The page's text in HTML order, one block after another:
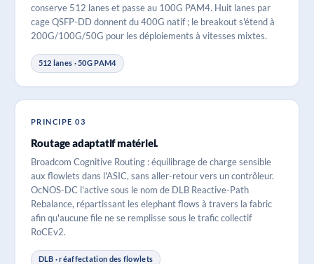
conserve 512 lanes et passe au 100G PAM4. Huit lanes par
cage QSFP-DD donnent du 400G natif ; le breakout s'étend à
200G/100G/50G pour les déploiements à vitesses mixtes.
512 lanes · 50G PAM4
PRINCIPE 03
Routage adaptatif matériel.
Broadcom Cognitive Routing : équilibrage de charge sensible
aux flowlets dans l'ASIC, sans aller-retour vers un contrôleur.
OcNOS-DC l'active sous le nom de DLB Reactive-Path
Rebalance, répartissant les elephant flows à travers la fabric
afin qu'aucune file ne se remplisse sous le trafic collectif
RoCEv2.
DLB · réaffectation des flowlets